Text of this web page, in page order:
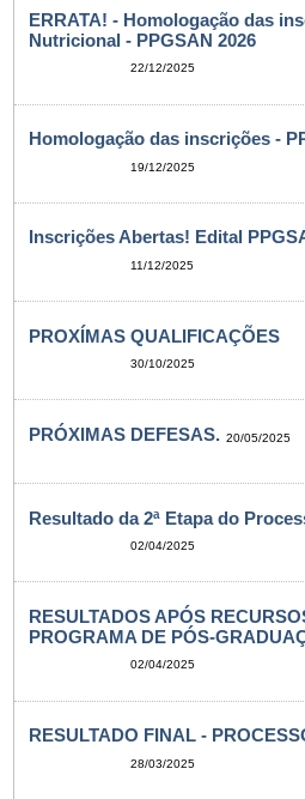
ERRATA! - Homologação das
Nutricional - PPGSAN 2026
22/12/2025
Homologação das inscrições -
19/12/2025
Inscrições Abertas! Edital
11/12/2025
PROXÍMAS QUALIFICAÇÕES
30/10/2025
PRÓXIMAS DEFESAS. 20/05/2025
Resultado da 2ª Etapa do
02/04/2025
RESULTADOS APÓS
PROGRAMA DE PÓS-
02/04/2025
RESULTADO FINAL -
28/03/2025